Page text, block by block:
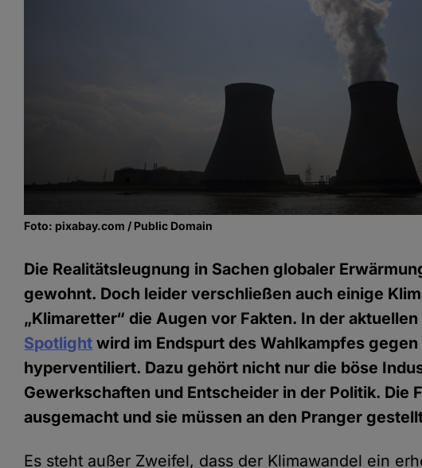
Foto: pixabay.com / Public Domain
Die Realitätsleugnung in Sachen globaler
gewohnt. Doch leider verschließen auch einige
„Klimaretter“ die Augen vor Fakten. In der
Spotlight wird im Endspurt des Wahlkampfes
hyperventiliert. Dazu gehört nicht nur die böse
Gewerkschaften und Entscheider in der Politik. Die
ausgemacht und sie müssen an den Pranger
Es steht außer Zweifel, dass der Klimawandel ein